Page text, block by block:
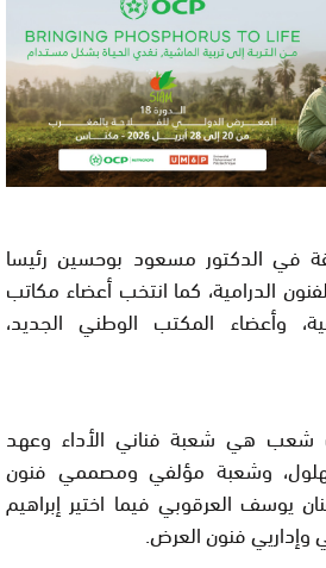
في الدكتور مسعود بوحسين رئيسا
الدرامية، كما انتخب أعضاء مكاتب
وأعضاء المكتب الوطني الجديد،
هي شعبة فناني الأداء وعهد
بهلول، وشعبة مؤلفي ومصممي فنون
يوسف العرقوبي فيما اختير إبراهيم
فنون العرض.